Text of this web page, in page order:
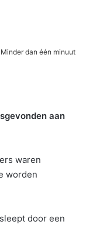
Minder dan één minuut
aan
waren
worden
door een